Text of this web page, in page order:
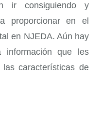
ir consiguiendo y
proporcionar en el
en NJEDA. Aún hay
información que les
características de